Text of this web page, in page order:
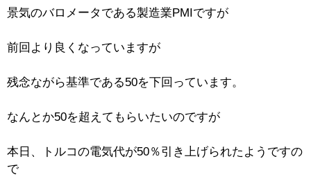
景気のバロメータである製造業PMIですが
前回より良くなっていますが
残念ながら基準である50を下回っています。
なんとか50を超えてもらいたいのですが
本日、トルコの電気代が50％引き上げられたようですの
で